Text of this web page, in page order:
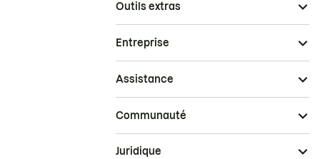
Outils extras
Entreprise
Assistance
Communauté
Juridique